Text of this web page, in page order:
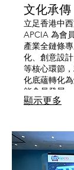
文化承傳
立足香港中
APCIA 為會
產業全鏈條
化、創意設
等核心環節
化底蘊轉化
能會員發展。
顯示更多